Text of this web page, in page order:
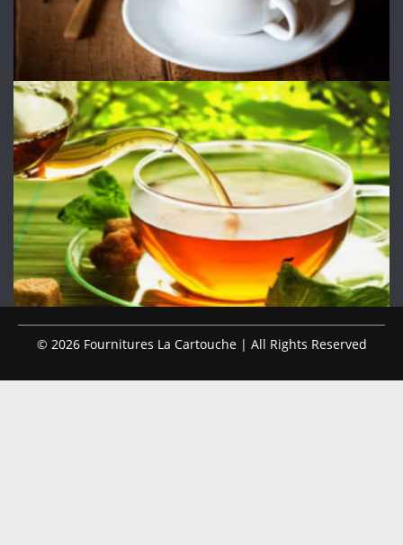
© 2026 Fournitures La Cartouche | All Rights Reserved